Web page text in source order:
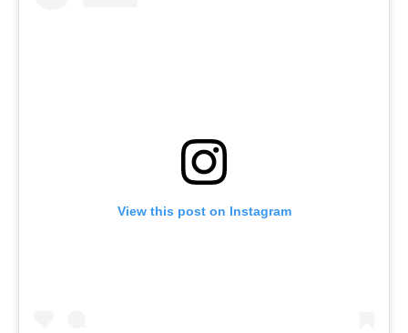
View this post on Instagram